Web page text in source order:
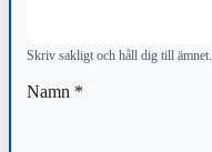
Skriv sakligt och håll dig till ämnet.
Namn *